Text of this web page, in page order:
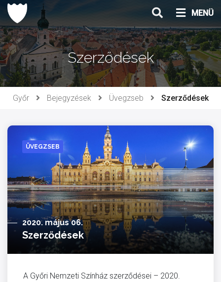
Ugrás
tartalomhoz
MENÜ
Szerződések
Győr Bejegyzések Üvegzseb Szerződések
ÜVEGZSEB
2020. május 06.
Szerződések
A Győri Nemzeti Színház szerződései – 2020.